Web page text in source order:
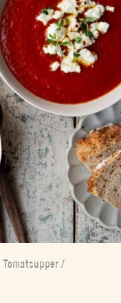
Tomatsupper /